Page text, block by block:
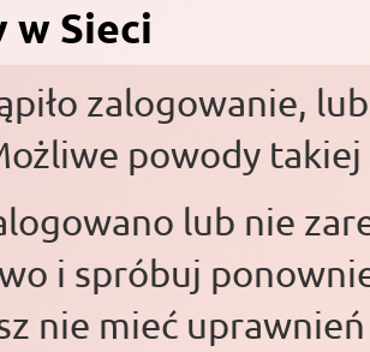
w Sieci
zalogowanie,
powody takiej
lub nie
i spróbuj
nie mieć